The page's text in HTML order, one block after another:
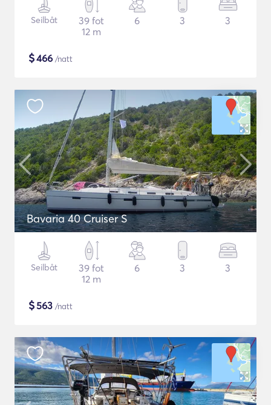
Seilbåt
39 fot
12 m
6 3 3
$466 /natt
Bavaria 40 Cruiser S
Seilbåt
39 fot
12 m
6 3 3
$563 /natt